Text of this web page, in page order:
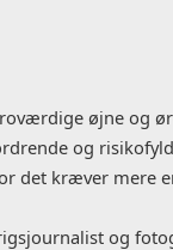
øjne og
og
det kræver mere
og